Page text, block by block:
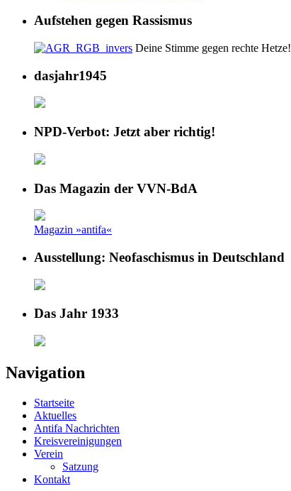
Aufstehen gegen Rassismus
Deine Stimme gegen rechte Hetze!
dasjahr1945
NPD-Verbot: Jetzt aber richtig!
Das Magazin der VVN-BdA
Magazin »antifa«
Ausstellung: Neofaschismus in Deutschland
Das Jahr 1933
Navigation
Startseite
Aktuelles
Antifa Nachrichten
Kreisvereinigungen
Verein
Satzung
Kontakt